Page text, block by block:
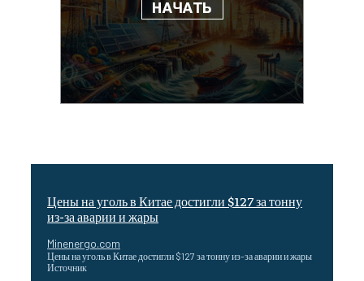
Цены на уголь в Китае достигли $127 за тонну
из-за аварии и жары
Minenergo.com
Цены на уголь в Китае достигли $127 за тонну из-за аварии и жары
Источник